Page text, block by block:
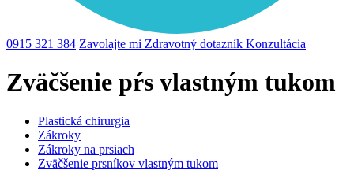
0915 321 384 Zavolajte mi Zdravotný dotazník Konzultácia
Zväčšenie pŕs vlastným tukom
Plastická chirurgia
Zákroky
Zákroky na prsiach
Zväčšenie prsníkov vlastným tukom